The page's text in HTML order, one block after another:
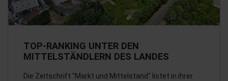
TOP-RANKING UNTER DEN
MITTELSTÄNDLERN DES LANDES
Die Zeitschrift "Markt und Mittelstand" listet in ihrer